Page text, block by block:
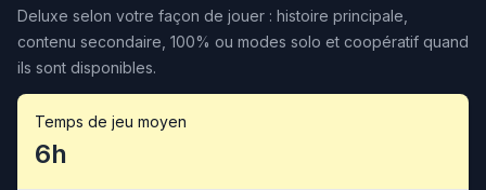
Deluxe selon votre façon de jouer : histoire principale,
contenu secondaire, 100% ou modes solo et coopératif quand
ils sont disponibles.
Temps de jeu moyen
6h